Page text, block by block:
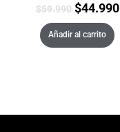
$59.990 $44.990
Añadir al carrito